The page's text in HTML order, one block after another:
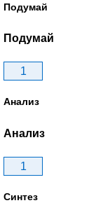
Подумай
Подумай
1
Анализ
Анализ
1
Синтез